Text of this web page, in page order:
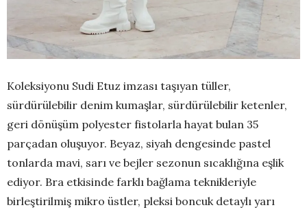
Koleksiyonu Sudi Etuz imzası taşıyan tüller,
sürdürülebilir denim kumaşlar, sürdürülebilir ketenler,
geri dönüşüm polyester fistolarla hayat bulan 35
parçadan oluşuyor. Beyaz, siyah dengesinde pastel
tonlarda mavi, sarı ve bejler sezonun sıcaklığına eşlik
ediyor. Bra etkisinde farklı bağlama teknikleriyle
birleştirilmiş mikro üstler, pleksi boncuk detaylı yarı